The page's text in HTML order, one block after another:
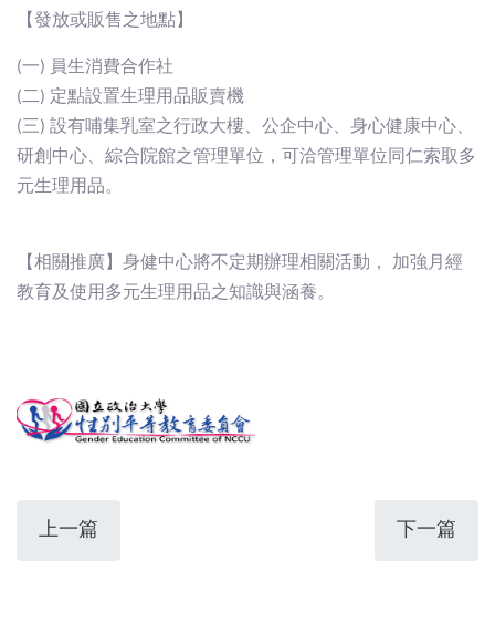
【發放或販售之地點】
(一) 員生消費合作社
(二) 定點設置生理用品販賣機
(三) 設有哺集乳室之行政大樓、公企中心、身心健康中心、
研創中心、綜合院館之管理單位，可洽管理單位同仁索取多
元生理用品。
【相關推廣】身健中心將不定期辦理相關活動， 加強月經
教育及使用多元生理用品之知識與涵養。
上一篇 下一篇